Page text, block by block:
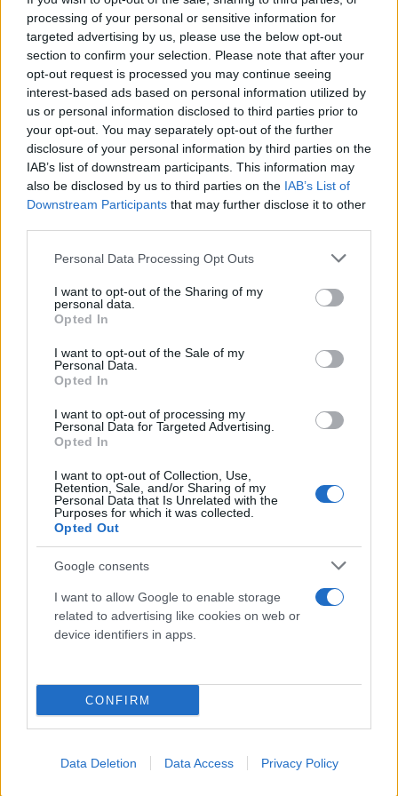
processing of your personal or sensitive information for
targeted advertising by us, please use the below opt-out
section to confirm your selection. Please note that after your
opt-out request is processed you may continue seeing
interest-based ads based on personal information utilized by
us or personal information disclosed to third parties prior to
your opt-out. You may separately opt-out of the further
disclosure of your personal information by third parties on the
IAB’s list of downstream participants. This information may
also be disclosed by us to third parties on the IAB’s List of
Downstream Participants that may further disclose it to other
Please note that this website/app uses one or more Google
not limited to your visit or usage behaviour. You may click to
grant or deny consent to Google and its third-party tags to
use your data for below specified purposes in below Google
consent section.
Personal Data Processing Opt Outs
I want to opt-out of the Sharing of my
personal data.
Opted In
I want to opt-out of the Sale of my
Personal Data.
Opted In
I want to opt-out of processing my
Personal Data for Targeted Advertising.
Opted In
I want to opt-out of Collection, Use,
Retention, Sale, and/or Sharing of my
Personal Data that Is Unrelated with the
Purposes for which it was collected.
Opted Out
Google consents
I want to allow Google to enable storage
related to advertising like cookies on web or
device identifiers in apps.
CONFIRM
Data Deletion Data Access Privacy Policy
Φρόαερ, καθηγήτρια νευροψυχιατρικής επίσης στο
Πανεπιστημιακό Νοσοκομείο της Κοπεγχάγης.
Το επόμενο βήμα των ερευνητών είναι να
δοκιμάσουν φάρμακα που επιδρούν στοχευμένα
στον υποδοχέα 5HT4 και να εξετάσουν την
επίδρασή τους στην εγκεφαλική λειτουργία.
Μάλιστα, ειδικά σκευάσματα για τη σπαστική
κολίτιδα συνδέονται και διεγείρουν τους
υποδοχείς 5HT4.